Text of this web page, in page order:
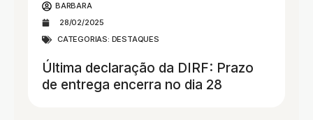
BARBARA
28/02/2025
CATEGORIAS: DESTAQUES
Última declaração da DIRF: Prazo
de entrega encerra no dia 28